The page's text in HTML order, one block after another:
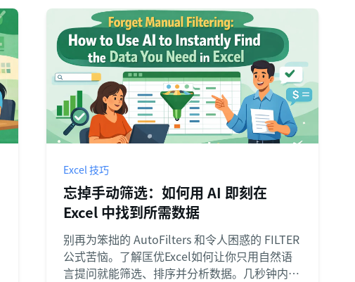
Excel 技巧
忘掉手动筛选：如何用 AI 即刻在
Excel 中找到所需数据
别再为笨拙的 AutoFilters 和令人困惑的 FILTER
公式苦恼。了解匡优Excel如何让你只用自然语
言提问就能筛选、排序并分析数据。几秒钟内获